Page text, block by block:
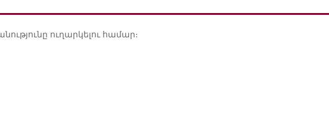
ուղարկելու համար։